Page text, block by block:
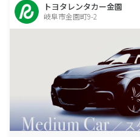
トヨタレンタカー金園
岐阜市金園町9-2